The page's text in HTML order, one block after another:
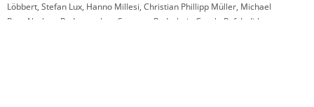
Löbbert, Stefan Lux, Hanno Millesi, Christian Phillipp Müller, Michael
Part, Norbert Radermacher, Susanne Radscheit, Carola Ruf, Judith